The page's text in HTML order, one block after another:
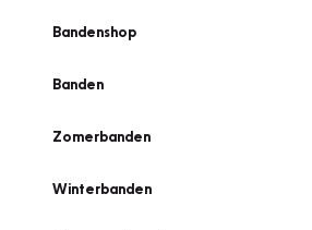
Bandenshop
Banden
Zomerbanden
Winterbanden